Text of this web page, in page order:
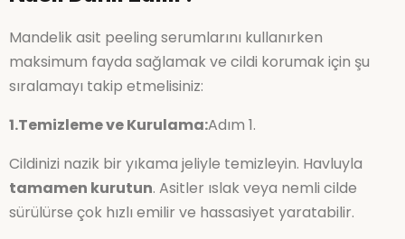
Mandelik asit peeling serumlarını kullanırken
maksimum fayda sağlamak ve cildi korumak için şu
sıralamayı takip etmelisiniz:
1.Temizleme ve Kurulama:Adım 1.
Cildinizi nazik bir yıkama jeliyle temizleyin. Havluyla
tamamen kurutun. Asitler ıslak veya nemli cilde
sürülürse çok hızlı emilir ve hassasiyet yaratabilir.